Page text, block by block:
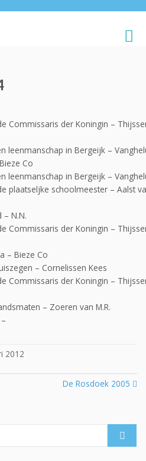
Commissaris der Koningin –
leenmanschap in Bergeijk –
Co
leenmanschap in Bergeijk –
plaatseljke schoolmeester – Aalst
N.N.
Commissaris der Koningin –
– Bieze Co
– Cornelissen Kees
Commissaris der Koningin –
– Zoeren van M.R.
2012
De Rosdoek 2005